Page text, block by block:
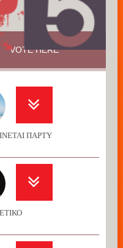
VOTE HERE
ΠΑΡΤΥ